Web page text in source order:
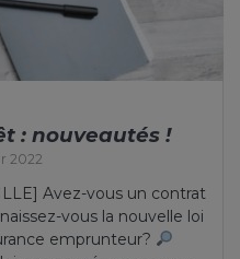
: nouveautés !
2022
Avez-vous un contrat
vous la nouvelle loi
emprunteur?